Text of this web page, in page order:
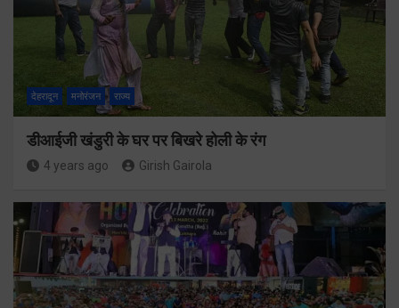
देहरादून मनोरंजन राज्य
डीआईजी खंडुरी के घर पर बिखरे होली के रंग
4 years ago Girish Gairola